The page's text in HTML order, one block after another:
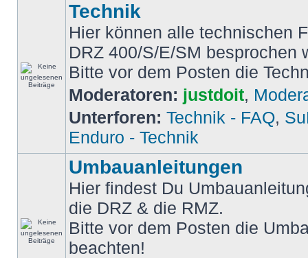
Technik
Hier können alle technischen
DRZ 400/S/E/SM besprochen
Bitte vor dem Posten die
Moderatoren: justdoit,
Unterforen: Technik - FAQ,
Enduro - Technik
Umbauanleitungen
Hier findest Du
die DRZ & die RMZ.
Bitte vor dem Posten die
beachten!